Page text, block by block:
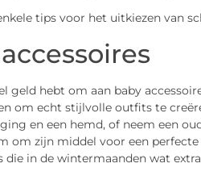
tips voor het uitkiezen van
geld hebt om aan baby
om echt stijlvolle outfits te
en een hemd, of neem een
om zijn middel voor een
die in de wintermaanden wat